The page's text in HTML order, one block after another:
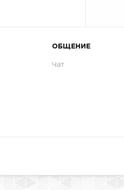
ОБЩЕНИЕ
Чат